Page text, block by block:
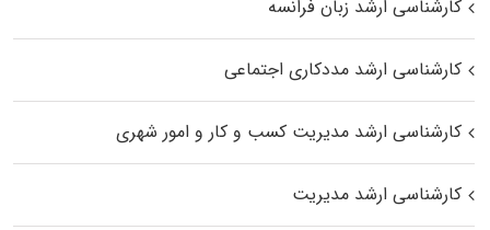
کارشناسی ارشد زبان فرانسه
کارشناسی ارشد مددکاری اجتماعی
کارشناسی ارشد مدیریت کسب و کار و امور شهری
کارشناسی ارشد مدیریت